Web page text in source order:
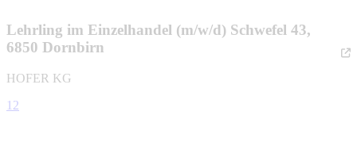
Lehrling im Einzelhandel (m/w/d) Schwefel 43,
6850 Dornbirn
HOFER KG
1 2